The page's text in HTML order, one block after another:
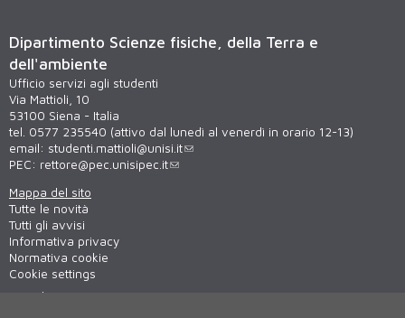
Dipartimento Scienze fisiche, della Terra e
dell'ambiente
Ufficio servizi agli studenti
Via Mattioli, 10
53100 Siena - Italia
tel. 0577 235540 (attivo dal lunedì al venerdì in orario 12-13)
email: studenti.mattioli@unisi.it
PEC: rettore@pec.unisipec.it
Mappa del sito
Tutte le novità
Tutti gli avvisi
Informativa privacy
Normativa cookie
Cookie settings
Virtual tour